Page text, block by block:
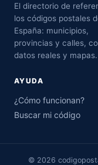
El directorio de
los códigos postales
España: municipios,
provincias y calles,
datos reales y mapas.
AYUDA
¿Cómo funcionan?
Buscar mi código
© 2026